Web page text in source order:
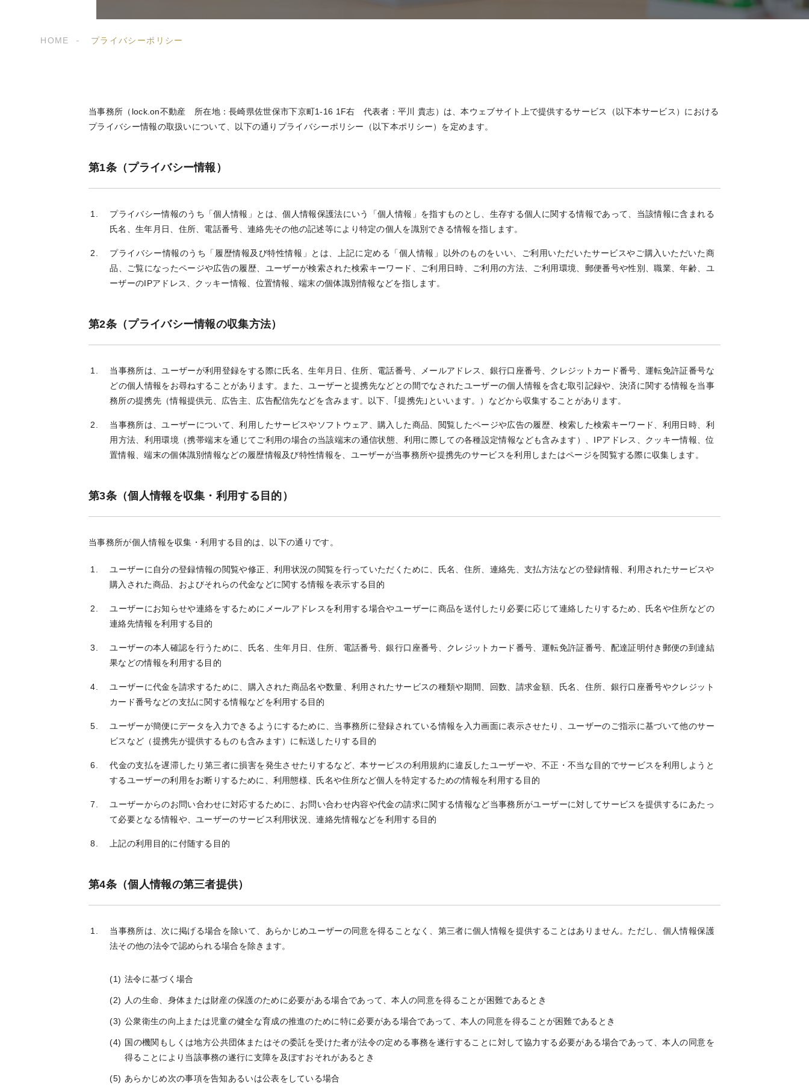
HOME プライバシーポリシー
当事務所（lock.on不動産 所在地：長崎県佐世保市下京町1-16 1F右 代表者：平川 貴志）は、本ウェブサイト上で提供するサービス（以下本サービス）における
プライバシー情報の取扱いについて、以下の通りプライバシーポリシー（以下本ポリシー）を定めます。
第1条（プライバシー情報）
プライバシー情報のうち「個人情報」とは、個人情報保護法にいう「個人情報」を指すものとし、生存する個人に関する情報であって、当該情報に含まれる
氏名、生年月日、住所、電話番号、連絡先その他の記述等により特定の個人を識別できる情報を指します。
プライバシー情報のうち「履歴情報及び特性情報」とは、上記に定める「個人情報」以外のものをいい、ご利用いただいたサービスやご購入いただいた商
品、ご覧になったページや広告の履歴、ユーザーが検索された検索キーワード、ご利用日時、ご利用の方法、ご利用環境、郵便番号や性別、職業、年齢、ユ
ーザーのIPアドレス、クッキー情報、位置情報、端末の個体識別情報などを指します。
第2条（プライバシー情報の収集方法）
当事務所は、ユーザーが利用登録をする際に氏名、生年月日、住所、電話番号、メールアドレス、銀行口座番号、クレジットカード番号、運転免許証番号な
どの個人情報をお尋ねすることがあります。また、ユーザーと提携先などとの間でなされたユーザーの個人情報を含む取引記録や、決済に関する情報を当事
務所の提携先（情報提供元、広告主、広告配信先などを含みます。以下、｢提携先｣といいます。）などから収集することがあります。
当事務所は、ユーザーについて、利用したサービスやソフトウェア、購入した商品、閲覧したページや広告の履歴、検索した検索キーワード、利用日時、利
用方法、利用環境（携帯端末を通じてご利用の場合の当該端末の通信状態、利用に際しての各種設定情報なども含みます）、IPアドレス、クッキー情報、位
置情報、端末の個体識別情報などの履歴情報及び特性情報を、ユーザーが当事務所や提携先のサービスを利用しまたはページを閲覧する際に収集します。
第3条（個人情報を収集・利用する目的）
当事務所が個人情報を収集・利用する目的は、以下の通りです。
ユーザーに自分の登録情報の閲覧や修正、利用状況の閲覧を行っていただくために、氏名、住所、連絡先、支払方法などの登録情報、利用されたサービスや
購入された商品、およびそれらの代金などに関する情報を表示する目的
ユーザーにお知らせや連絡をするためにメールアドレスを利用する場合やユーザーに商品を送付したり必要に応じて連絡したりするため、氏名や住所などの
連絡先情報を利用する目的
ユーザーの本人確認を行うために、氏名、生年月日、住所、電話番号、銀行口座番号、クレジットカード番号、運転免許証番号、配達証明付き郵便の到達結
果などの情報を利用する目的
ユーザーに代金を請求するために、購入された商品名や数量、利用されたサービスの種類や期間、回数、請求金額、氏名、住所、銀行口座番号やクレジット
カード番号などの支払に関する情報などを利用する目的
ユーザーが簡便にデータを入力できるようにするために、当事務所に登録されている情報を入力画面に表示させたり、ユーザーのご指示に基づいて他のサー
ビスなど（提携先が提供するものも含みます）に転送したりする目的
代金の支払を遅滞したり第三者に損害を発生させたりするなど、本サービスの利用規約に違反したユーザーや、不正・不当な目的でサービスを利用しようと
するユーザーの利用をお断りするために、利用態様、氏名や住所など個人を特定するための情報を利用する目的
ユーザーからのお問い合わせに対応するために、お問い合わせ内容や代金の請求に関する情報など当事務所がユーザーに対してサービスを提供するにあたっ
て必要となる情報や、ユーザーのサービス利用状況、連絡先情報などを利用する目的
上記の利用目的に付随する目的
第4条（個人情報の第三者提供）
当事務所は、次に掲げる場合を除いて、あらかじめユーザーの同意を得ることなく、第三者に個人情報を提供することはありません。ただし、個人情報保護
法その他の法令で認められる場合を除きます。
法令に基づく場合
人の生命、身体または財産の保護のために必要がある場合であって、本人の同意を得ることが困難であるとき
公衆衛生の向上または児童の健全な育成の推進のために特に必要がある場合であって、本人の同意を得ることが困難であるとき
国の機関もしくは地方公共団体またはその委託を受けた者が法令の定める事務を遂行することに対して協力する必要がある場合であって、本人の同意を
得ることにより当該事務の遂行に支障を及ぼすおそれがあるとき
あらかじめ次の事項を告知あるいは公表をしている場合